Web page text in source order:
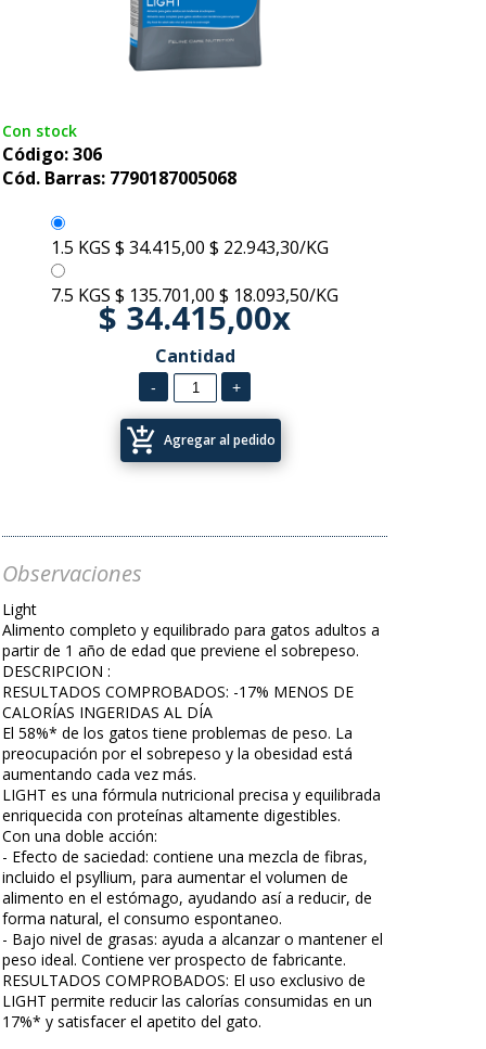
Con stock
Código: 306
Cód. Barras: 7790187005068
1.5 KGS $ 34.415,00 $ 22.943,30/KG
7.5 KGS $ 135.701,00 $ 18.093,50/KG
$ 34.415,00x
Cantidad
add_shopping_cart Agregar al pedido
Observaciones
Light
Alimento completo y equilibrado para gatos adultos a
partir de 1 año de edad que previene el sobrepeso.
DESCRIPCION :
RESULTADOS COMPROBADOS: -17% MENOS DE
CALORÍAS INGERIDAS AL DÍA
El 58%* de los gatos tiene problemas de peso. La
preocupación por el sobrepeso y la obesidad está
aumentando cada vez más.
LIGHT es una fórmula nutricional precisa y equilibrada
enriquecida con proteínas altamente digestibles.
Con una doble acción:
- Efecto de saciedad: contiene una mezcla de fibras,
incluido el psyllium, para aumentar el volumen de
alimento en el estómago, ayudando así a reducir, de
forma natural, el consumo espontaneo.
- Bajo nivel de grasas: ayuda a alcanzar o mantener el
peso ideal. Contiene ver prospecto de fabricante.
RESULTADOS COMPROBADOS: El uso exclusivo de
LIGHT permite reducir las calorías consumidas en un
17%* y satisfacer el apetito del gato.